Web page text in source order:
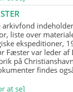
arkivfond
liste over
ekspeditioner,
Fæster var leder af
på
findes
at se]